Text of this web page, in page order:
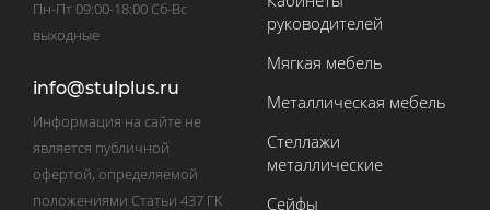
Пн-Пт 09:00-18:00 Сб-Вс
выходные
info@stulplus.ru
Информация на сайте не
является публичной
офертой, определяемой
положениями Статьи 437 ГК
руководителей
Мягкая мебель
Металлическая мебель
Стеллажи
металлические
Сейфы